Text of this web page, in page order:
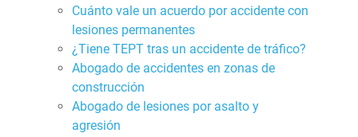
Cuánto vale un acuerdo por accidente con
lesiones permanentes
¿Tiene TEPT tras un accidente de tráfico?
Abogado de accidentes en zonas de
construcción
Abogado de lesiones por asalto y
agresión